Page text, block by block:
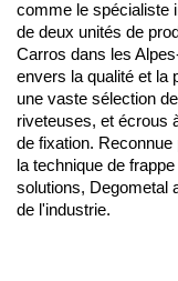
comme le spécialiste
de deux unités de
Carros dans les
envers la qualité et la
une vaste sélection
riveteuses, et écrous
de fixation.
la technique de
solutions, Degometal
de l'industrie.